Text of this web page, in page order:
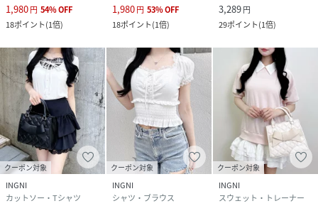
1,980円 54%OFF
18ポイント(1倍)
1,980円 53%OFF
18ポイント(1倍)
3,289円
29ポイント(1倍)
クーポン対象
INGNI
カットソー・Tシャツ
クーポン対象
INGNI
シャツ・ブラウス
クーポン対象
INGNI
スウェット・トレーナー